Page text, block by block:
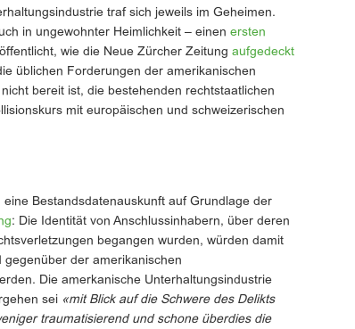
traf sich jeweils im Geheimen.
in ungewohnter Heimlichkeit – einen ersten
wie die Neue Zürcher Zeitung aufgedeckt
üblichen Forderungen der amerikanischen
bereit ist, die bestehenden rechtstaatlichen
mit europäischen und schweizerischen
Bestandsdatenauskunft auf Grundlage der
: Die Identität von Anschlussinhabern, über deren
begangen wurden, würden damit
der amerikanischen
Die amerkanische Unterhaltungsindustrie
sei «mit Blick auf die Schwere des Delikts
traumatisierend und schone überdies die